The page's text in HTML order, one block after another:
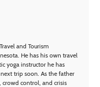
and Tourism
He has his own travel
yoga instructor he has
trip soon. As the father
control, and crisis